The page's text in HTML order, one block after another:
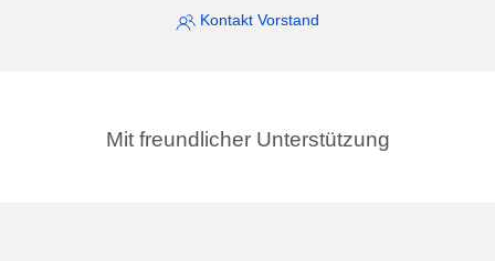
Kontakt Vorstand
Mit freundlicher Unterstützung